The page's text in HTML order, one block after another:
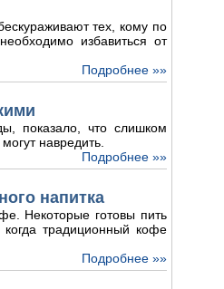
тех, кому по
избавиться от
Подробнее »»
показало, что слишком
навредить.
Подробнее »»
напитка
Некоторые готовы пить
традиционный кофе
Подробнее »»